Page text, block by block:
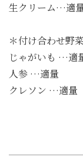
生クリーム…適
＊付け合わせ野
じゃがいも …適
人参 …適量
クレソン …適量